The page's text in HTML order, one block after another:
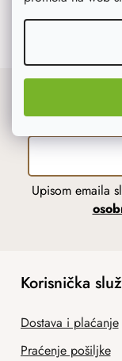
Upisom emaila
Korisnička
Dostava i plaćanje
Praćenje pošiljke